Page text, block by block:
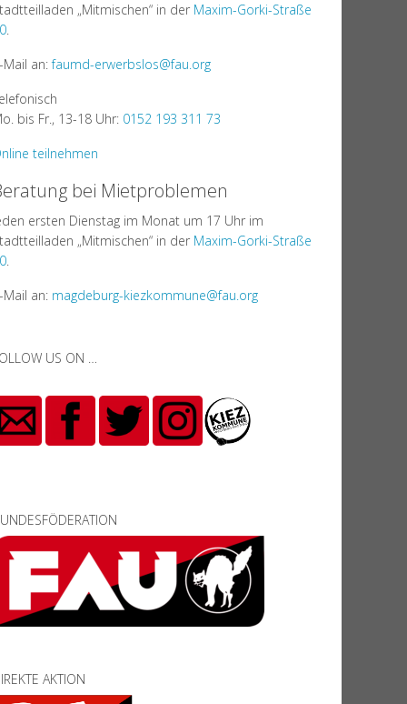
„Mitmischen“ in der Maxim-Gorki-Straße
.
Mail an:faumd-erwerbslos@fau.org
bis Fr., 13-18 Uhr: 0152 193 311 73
teilnehmen
bei Mietproblemen
ersten Dienstag im Monat um 17 Uhr im
„Mitmischen“ in der Maxim-Gorki-Straße
.
Mail an: magdeburg-kiezkommune@fau.org
US ON …
AKTION